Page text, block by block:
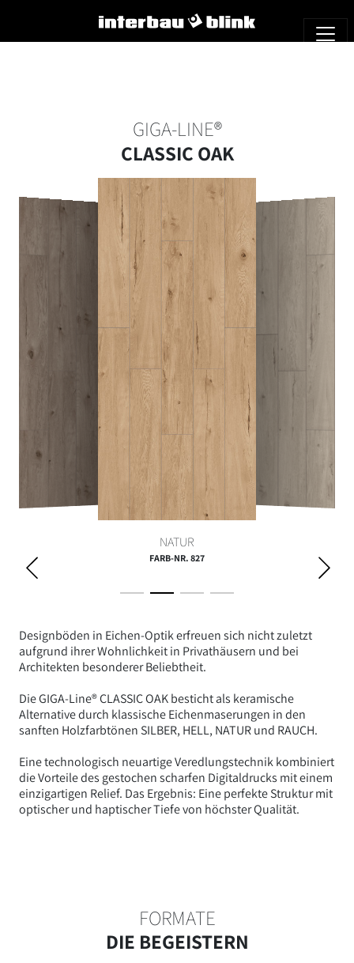
GIGA-LINE®
CLASSIC OAK
Designböden in Eichen-Optik erfreuen sich nicht zuletzt
aufgrund ihrer Wohnlichkeit in Privathäusern und bei
Architekten besonderer Beliebtheit.
Die GIGA-Line® CLASSIC OAK besticht als keramische
Alternative durch klassische Eichenmaserungen in den
sanften Holzfarbtönen SILBER, HELL, NATUR und RAUCH.
Eine technologisch neuartige Veredlungstechnik kombiniert
die Vorteile des gestochen scharfen Digitaldrucks mit einem
einzigartigen Relief. Das Ergebnis: Eine perfekte Struktur mit
optischer und haptischer Tiefe von höchster Qualität.
NATUR
FARB-NR. 827
FORMATE
DIE BEGEISTERN